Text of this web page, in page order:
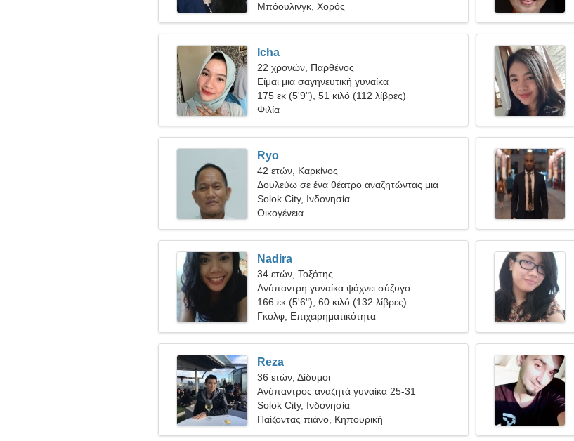
Μπόουλινγκ, Χορός
Icha
22 χρονών, Παρθένος
Είμαι μια σαγηνευτική γυναίκα
175 εκ (5'9"), 51 κιλό (112 λίβρες)
Φιλία
Ryo
42 ετών, Καρκίνος
Δουλεύω σε ένα θέατρο αναζητώντας μια
ωραία γυναίκα
Solok City, Ινδονησία
Οικογένεια
Nadira
34 ετών, Τοξότης
Ανύπαντρη γυναίκα ψάχνει σύζυγο
166 εκ (5'6"), 60 κιλό (132 λίβρες)
Γκολφ, Επιχειρηματικότητα
Reza
36 ετών, Δίδυμοι
Ανύπαντρος αναζητά γυναίκα 25-31
Solok City, Ινδονησία
Παίζοντας πιάνο, Κηπουρική